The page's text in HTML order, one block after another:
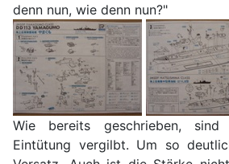
denn nun, wie denn nun?"
Wie bereits geschrieben,
Eintütung vergilbt. Um so